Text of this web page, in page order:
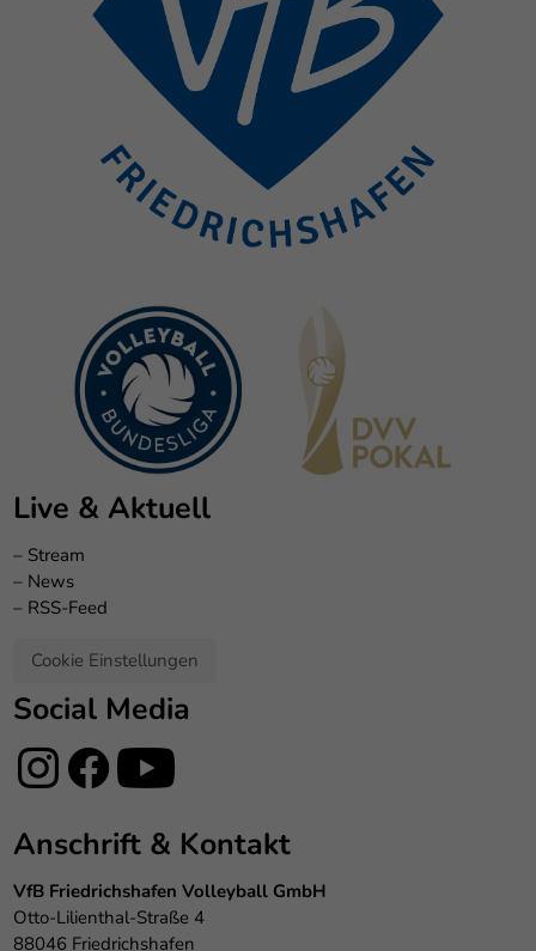
Live & Aktuell
– Stream
– News
– RSS-Feed
Cookie Einstellungen
Social Media
Anschrift & Kontakt
VfB Friedrichshafen Volleyball GmbH
Otto-Lilienthal-Straße 4
88046 Friedrichshafen